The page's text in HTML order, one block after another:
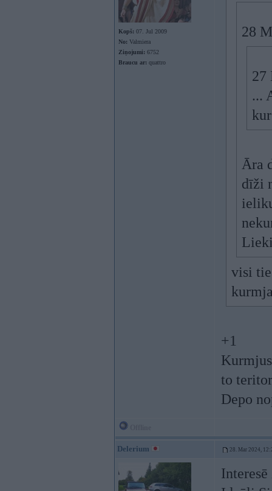
Kopš: 07. Jul 2009
No: Valmiera
Ziņojumi: 6752
Braucu ar: quattro
28
27
...
Āra
dīži
visi
+1
to
Depo
Delerium 28. Mar 2024,